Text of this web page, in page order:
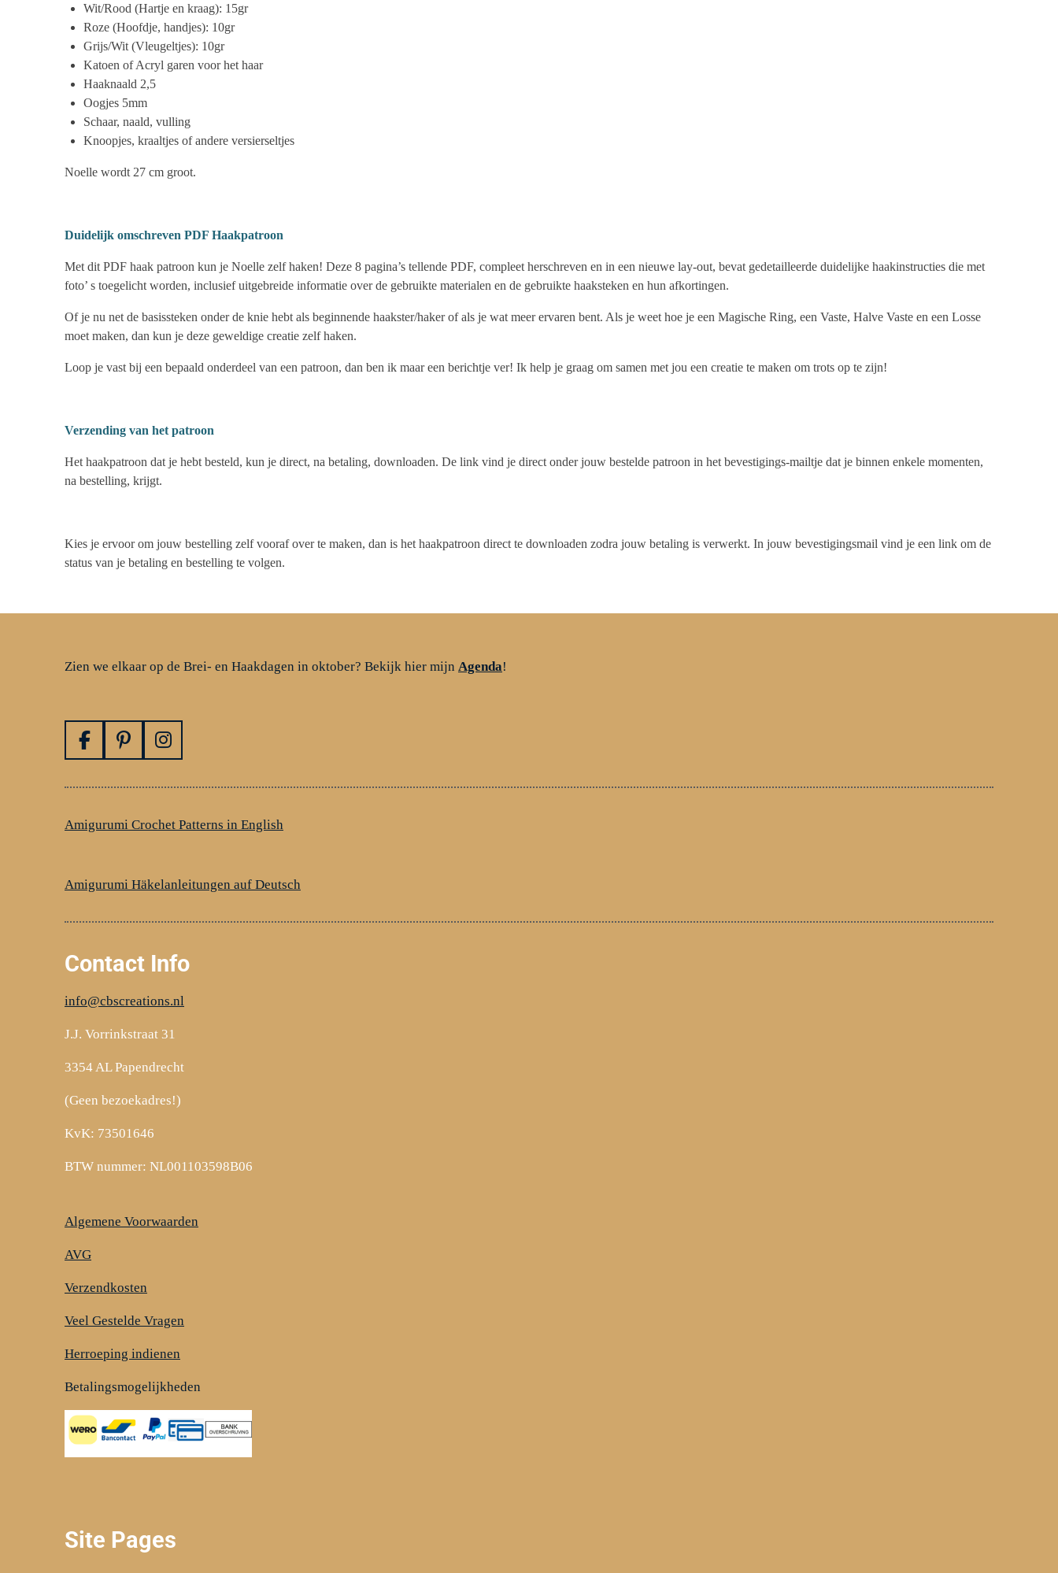
Wit/Rood (Hartje en kraag): 15gr
Roze (Hoofdje, handjes): 10gr
Grijs/Wit (Vleugeltjes): 10gr
Katoen of Acryl garen voor het haar
Haaknaald 2,5
Oogjes 5mm
Schaar, naald, vulling
Knoopjes, kraaltjes of andere versierseltjes
Noelle wordt 27 cm groot.
Duidelijk omschreven PDF Haakpatroon
Met dit PDF haak patroon kun je Noelle zelf haken! Deze 8 pagina’s tellende PDF, compleet herschreven en in een nieuwe lay-out, bevat gedetailleerde duidelijke haakinstructies die met
foto’ s toegelicht worden, inclusief uitgebreide informatie over de gebruikte materialen en de gebruikte haaksteken en hun afkortingen.
Of je nu net de basissteken onder de knie hebt als beginnende haakster/haker of als je wat meer ervaren bent. Als je weet hoe je een Magische Ring, een Vaste, Halve Vaste en een Losse
moet maken, dan kun je deze geweldige creatie zelf haken.
Loop je vast bij een bepaald onderdeel van een patroon, dan ben ik maar een berichtje ver! Ik help je graag om samen met jou een creatie te maken om trots op te zijn!
Verzending van het patroon
Het haakpatroon dat je hebt besteld, kun je direct, na betaling, downloaden. De link vind je direct onder jouw bestelde patroon in het bevestigings-mailtje dat je binnen enkele momenten,
na bestelling, krijgt.
Kies je ervoor om jouw bestelling zelf vooraf over te maken, dan is het haakpatroon direct te downloaden zodra jouw betaling is verwerkt. In jouw bevestigingsmail vind je een link om de
status van je betaling en bestelling te volgen.
Zien we elkaar op de Brei- en Haakdagen in oktober? Bekijk hier mijn Agenda!
F
c
b
k
P
n
e
s
I
s
a
a
Amigurumi Crochet Patterns in English
Amigurumi Häkelanleitungen auf Deutsch
Contact Info
info@cbscreations.nl
J.J. Vorrinkstraat 31
3354 AL Papendrecht
(Geen bezoekadres!)
KvK: 73501646
BTW nummer: NL001103598B06
Algemene Voorwaarden
AVG
Verzendkosten
Veel Gestelde Vragen
Herroeping indienen
Betalingsmogelijkheden
Site Pages